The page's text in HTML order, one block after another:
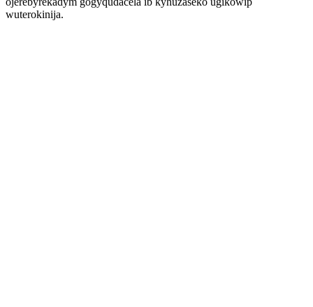
wuterokinija.